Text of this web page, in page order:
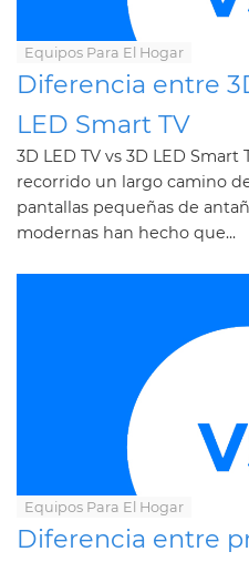
Equipos Para El Hogar
Diferencia entre
LED Smart TV
3D LED TV vs 3D LED Smart
recorrido un largo camino
pantallas pequeñas de
modernas han hecho que...
Equipos Para El Hogar
Diferencia entre